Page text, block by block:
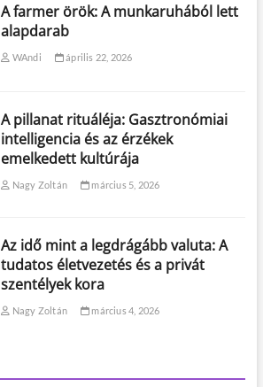
A farmer örök: A munkaruhából lett
alapdarab
WAndi április 22, 2026
A pillanat rituáléja: Gasztronómiai
intelligencia és az érzékek
emelkedett kultúrája
Nagy Zoltán március 5, 2026
Az idő mint a legdrágább valuta: A
tudatos életvezetés és a privát
szentélyek kora
Nagy Zoltán március 4, 2026